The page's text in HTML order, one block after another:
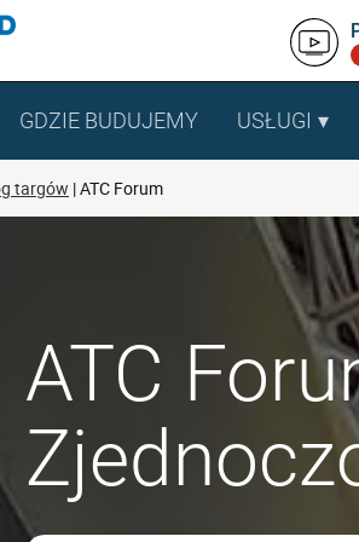
GDZIE BUDUJEMY USŁUGI
targów ATC Forum
ATC